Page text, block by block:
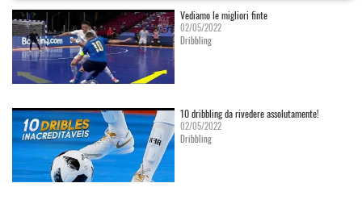
Vediamo le migliori finte
02/05/2022
Dribbling
10 dribbling da rivedere assolutamente!
02/05/2022
Dribbling